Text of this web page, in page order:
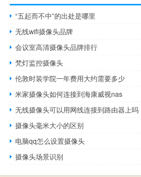
“五起而不中”的出处是哪里
无线wifi摄像头品牌
会议室高清摄像头品牌排行
梵灯监控摄像头
伦敦时装学院一年费用大约需要多少
米家摄像头如何连接到海康威视nas
无线摄像头可以用网线连接到路由器上吗
摄像头毫米大小的区别
电脑qq怎么设置摄像头
摄像头场景识别